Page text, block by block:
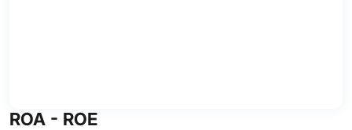
ROA - ROE